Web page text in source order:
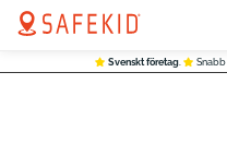
Svenskt företag. Snabb